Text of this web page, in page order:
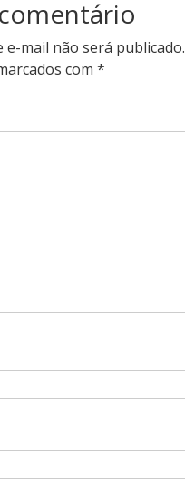
e-mail não será publicado.
com *